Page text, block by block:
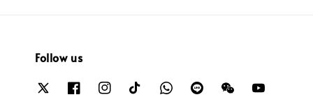
Follow us